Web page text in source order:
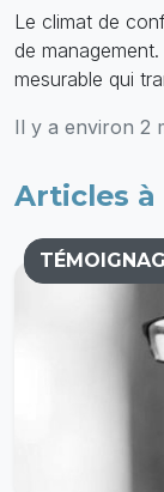
Le climat de
de
mesurable qui
Il y a environ 2
Articles